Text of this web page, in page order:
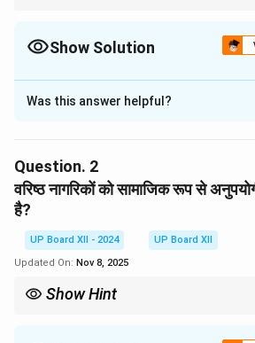
Show Solution
Solution and Explanation
वरिष्ठ नागरिकों की वास्तविक समस्या मानसिक
अनुपयोगी मानने लगते हैं।
Was this answer helpful?
Question. 2
वरिष्ठ नागरिकों को सामाजिक रूप से
है?
UP Board XII - 2024
UP Board XII
Updated On: Nov 8, 2025
Show Hint